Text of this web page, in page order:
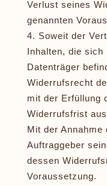
Verlust seines
genannten
Soweit der
Inhalten, die sich
Datenträger
Widerrufsrecht
mit der Erfüllung
Widerrufsfrist
Mit der
Auftraggeber
dessen
Voraussetzung.